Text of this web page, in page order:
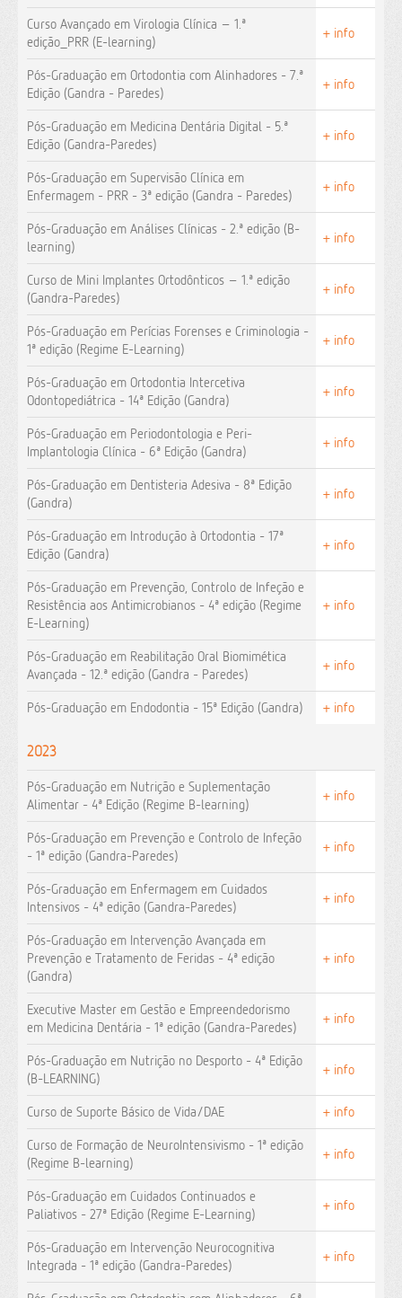
Curso Avançado em Virologia Clínica – 1.ª
edição_PRR (E-learning)
+ info
Pós-Graduação em Ortodontia com Alinhadores - 7.ª
Edição (Gandra - Paredes)
+ info
Pós-Graduação em Medicina Dentária Digital - 5.ª
Edição (Gandra-Paredes)
+ info
Pós-Graduação em Supervisão Clínica em
Enfermagem - PRR - 3ª edição (Gandra - Paredes)
+ info
Pós-Graduação em Análises Clínicas - 2.ª edição (B-
learning)
+ info
Curso de Mini Implantes Ortodônticos – 1.ª edição
(Gandra-Paredes)
+ info
Pós-Graduação em Perícias Forenses e Criminologia -
1ª edição (Regime E-Learning)
+ info
Pós-Graduação em Ortodontia Intercetiva
Odontopediátrica - 14ª Edição (Gandra)
+ info
Pós-Graduação em Periodontologia e Peri-
Implantologia Clínica - 6ª Edição (Gandra)
+ info
Pós-Graduação em Dentisteria Adesiva - 8ª Edição
(Gandra)
+ info
Pós-Graduação em Introdução à Ortodontia - 17ª
Edição (Gandra)
+ info
Pós-Graduação em Prevenção, Controlo de Infeção e
Resistência aos Antimicrobianos - 4ª edição (Regime
E-Learning)
+ info
Pós-Graduação em Reabilitação Oral Biomimética
Avançada - 12.ª edição (Gandra - Paredes)
+ info
Pós-Graduação em Endodontia - 15ª Edição (Gandra) + info
2023
Pós-Graduação em Nutrição e Suplementação
Alimentar - 4ª Edição (Regime B-learning)
+ info
Pós-Graduação em Prevenção e Controlo de Infeção
- 1ª edição (Gandra-Paredes)
+ info
Pós-Graduação em Enfermagem em Cuidados
Intensivos - 4ª edição (Gandra-Paredes)
+ info
Pós-Graduação em Intervenção Avançada em
Prevenção e Tratamento de Feridas - 4ª edição
(Gandra)
+ info
Executive Master em Gestão e Empreendedorismo
em Medicina Dentária - 1ª edição (Gandra-Paredes)
+ info
Pós-Graduação em Nutrição no Desporto - 4ª Edição
(B-LEARNING)
+ info
Curso de Suporte Básico de Vida/DAE
+ info
Curso de Formação de NeuroIntensivismo - 1ª edição
(Regime B-learning)
+ info
Pós-Graduação em Cuidados Continuados e
Paliativos - 27ª Edição (Regime E-Learning)
+ info
Pós-Graduação em Intervenção Neurocognitiva
Integrada - 1ª edição (Gandra-Paredes)
+ info